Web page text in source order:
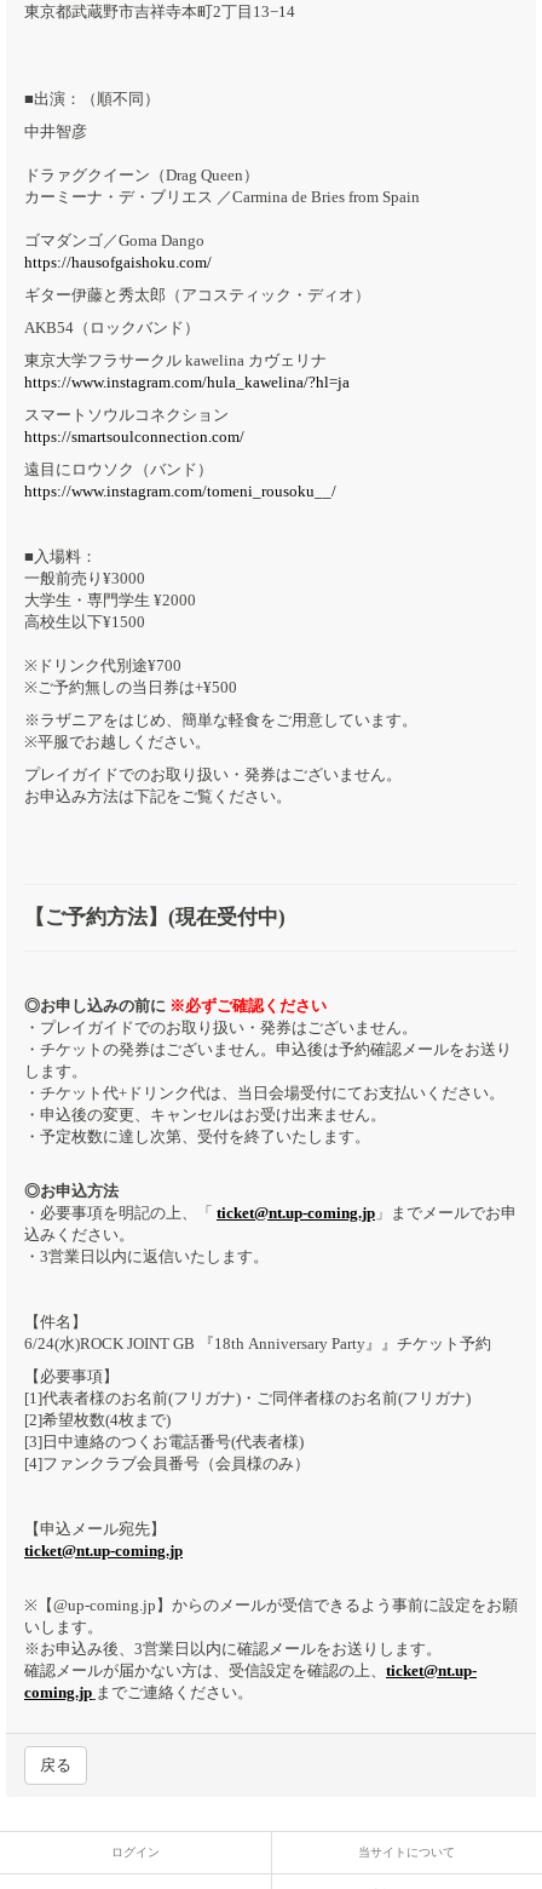
東京都武蔵野市吉祥寺本町2丁目13−14
■出演：（順不同）
中井智彦
ドラァグクイーン（Drag Queen）
カーミーナ・デ・ブリエス ／Carmina de Bries from Spain
ゴマダンゴ／Goma Dango
https://hausofgaishoku.com/
ギター伊藤と秀太郎（アコスティック・ディオ）
AKB54（ロックバンド）
東京大学フラサークル kawelina カヴェリナ
https://www.instagram.com/hula_kawelina/?hl=ja
スマートソウルコネクション
https://smartsoulconnection.com/
遠目にロウソク（バンド）
https://www.instagram.com/tomeni_rousoku__/
■入場料：
一般前売り¥3000
大学生・専門学生 ¥2000
高校生以下¥1500
※ドリンク代別途¥700
※ご予約無しの当日券は+¥500
※ラザニアをはじめ、簡単な軽食をご用意しています。
※平服でお越しください。
プレイガイドでのお取り扱い・発券はございません。
お申込み方法は下記をご覧ください。
【ご予約方法】(現在受付中)
◎お申し込みの前に ※必ずご確認ください
・プレイガイドでのお取り扱い・発券はございません。
・チケットの発券はございません。申込後は予約確認メールをお送り
します。
・チケット代+ドリンク代は、当日会場受付にてお支払いください。
・申込後の変更、キャンセルはお受け出来ません。
・予定枚数に達し次第、受付を終了いたします。
◎お申込方法
・必要事項を明記の上、「 ticket@nt.up-coming.jp 」までメールでお申
込みください。
・3営業日以内に返信いたします。
【件名】
6/24(水)ROCK JOINT GB 『18th Anniversary Party』』チケット予約
【必要事項】
[1]代表者様のお名前(フリガナ)・ご同伴者様のお名前(フリガナ)
[2]希望枚数(4枚まで)
[3]日中連絡のつくお電話番号(代表者様)
[4]ファンクラブ会員番号（会員様のみ）
【申込メール宛先】
ticket@nt.up-coming.jp
※【@up-coming.jp】からのメールが受信できるよう事前に設定をお願
いします。
※お申込み後、3営業日以内に確認メールをお送りします。
確認メールが届かない方は、受信設定を確認の上、 ticket@nt.up-
coming.jp までご連絡ください。
戻る
ログイン 当サイトについて